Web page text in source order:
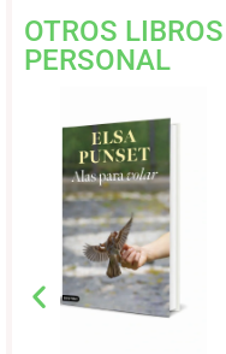
OTROS
PERSONAL